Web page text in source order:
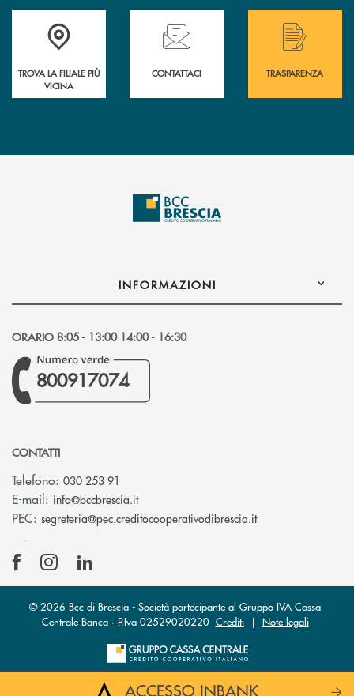
ACCESSO INBANK
Accedi all' elenco completo delle filiali .
TROVA LA FILIALE PIÙ
VICINA
Hai bisogno di assistenza immediata?
CONTATTACI
Hai bisogno di
TRASPARENZA
INFORMAZIONI
ORARIO 8:05 - 13:00 14:00 - 16:30
800917074
CONTATTI
Telefono: 030 253 91
E-mail: info@bccbrescia.it(si apre l’app di posta elettronica)
PEC: segreteria@pec.creditocooperativodibrescia.it(si apre l’app di
© 2026 Bcc di Brescia - Società partecipante al Gruppo IVA Cassa
Centrale Banca · P.Iva 02529020220 Crediti| Note legali